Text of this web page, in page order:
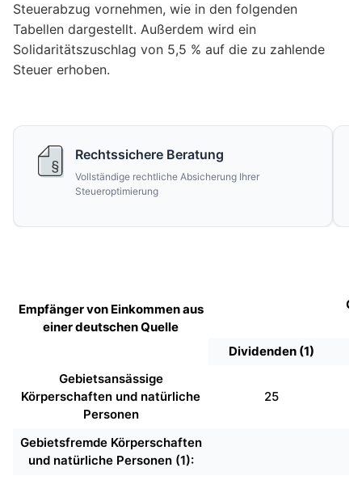
Steuerabzug vornehmen, wie in den folgenden
Tabellen dargestellt. Außerdem wird ein
Solidaritätszuschlag von 5,5 % auf die zu zahlende
Steuer erhoben.
Rechtssichere Beratung
Vollständige rechtliche Absicherung Ihrer
Steueroptimierung
Empfänger von Einkommen aus
einer deutschen Quelle
Dividenden (1)
Gebietsansässige
Körperschaften und natürliche
Personen
25
Gebietsfremde Körperschaften
und natürliche Personen (1):